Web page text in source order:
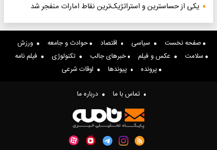
یکی از حساسترین و استراتژیک‌ترین نقاط امارات منفجر شد
صفحه نخست سیاسی اقتصاد حوادث و جامعه
ورزش
سلامت
عکس و فیلم خبرهای جالب تکنولوژی
فیلم نامه
پرونده
پیوندها اوقات شرعی
تماس با ما درباره ما